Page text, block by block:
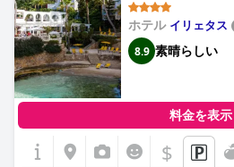
ホテル イリェタス
8.9 素晴らしい
料金を表示
$